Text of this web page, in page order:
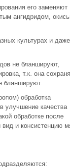
его заменяют
ангидридом,
культурах и
не бланшируют,
т.к. она
бланшируют.
обработка
улучшение качества
обработке после
и консистенцию